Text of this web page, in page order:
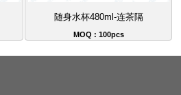
随身水杯480ml-连茶隔
MOQ : 100pcs